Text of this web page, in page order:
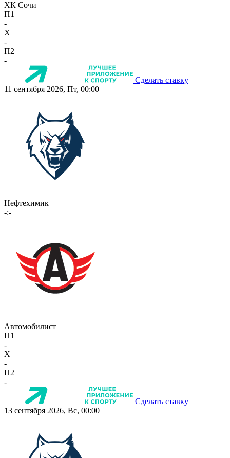
ХК Сочи
П1
-
X
-
П2
-
Сделать ставку
11 сентября 2026, Пт, 00:00
Нефтехимик
-:-
Автомобилист
П1
-
X
-
П2
-
Сделать ставку
13 сентября 2026, Вс, 00:00